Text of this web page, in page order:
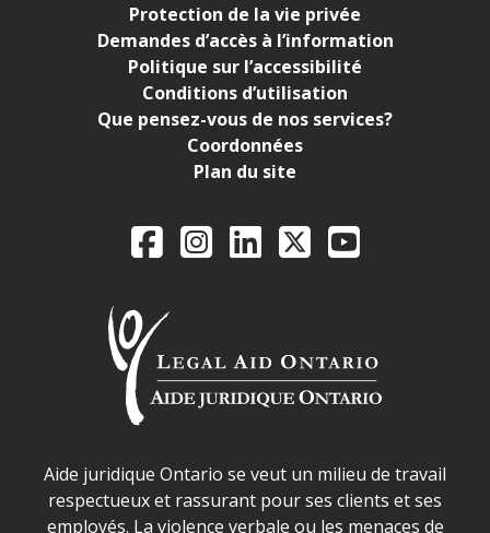
Protection de la vie privée
Demandes d’accès à l’information
Politique sur l’accessibilité
Conditions d’utilisation
Que pensez-vous de nos services?
Coordonnées
Plan du site
Legal Aid Ontario
FacebookInstagram
LinkedIn
X YouTube
Déclaration sur la sécurité dans les locaux d'AJO.
Aide juridique Ontario se veut un milieu de travail
respectueux et rassurant pour ses clients et ses
employés. La violence verbale ou les menaces de